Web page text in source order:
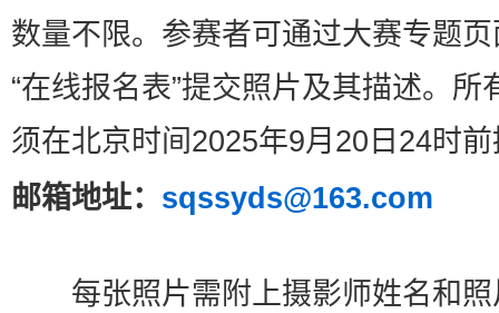
数量不限。参赛者可通过大赛专题
“在线报名表”提交照片及其描述。所
须在北京时间2025年9月20日24时
邮箱地址： sqssyds@163.com
每张照片需附上摄影师姓名和照